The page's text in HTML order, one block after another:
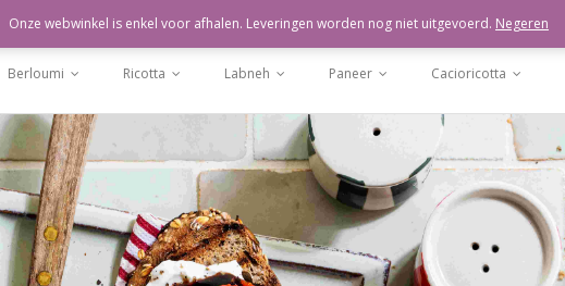
Pers Klanten Bedrijfsbezoek Nederlands
Berloumi Ricotta Labneh Paneer Cacioricotta
Onze webwinkel is enkel voor afhalen. Leveringen worden nog niet uitgevoerd. Negeren